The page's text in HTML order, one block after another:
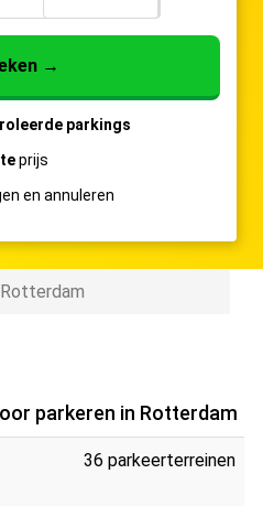
parkings
prijs
en annuleren
→
Rotterdam
parkeren in Rotterdam
36 parkeerterreinen